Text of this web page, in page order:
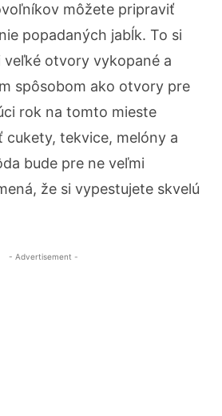
môžete pripraviť
popadaných jabĺk. To si
veľké otvory vykopané a
spôsobom ako otvory pre
rok na tomto mieste
cukety, tekvice, melóny a
bude pre ne veľmi
že si vypestujete skvelú
- Advertisement -